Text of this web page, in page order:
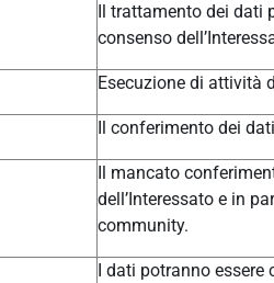
Il trattamento dei dati
consenso
Esecuzione di attività
Il conferimento dei
Il mancato
dell’Interessato e in
community.
I dati potranno essere